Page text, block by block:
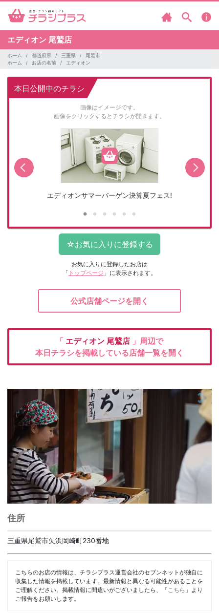
エディオン 尾鷲店
ホーム 都道府県 三重県
尾鷲市
ホーム
お店の名前 エディオン
本日公開中のチラシ
画像はイメージです。
画像をクリックするとチラシが開きます。
エディオンサマーバーゲン決算夏フェス!
お気に入りに登録したお店は
「 トップページ 」に表示されます。
公式店舗ページを開く
「 エディオン 尾鷲店 」周辺で
本日チラシを掲載している店舗一覧を開く
住所
三重県尾鷲市矢浜岡崎町230番地
こちらのお店の情報は、チラシプラス運営会社のセブンネットが独自に
収集した情報を掲載しています。最新情報と異なる可能性があることを
ご理解ください。掲載情報に間違いがございましたら、「 こちら 」より
ご報告をお願いします。